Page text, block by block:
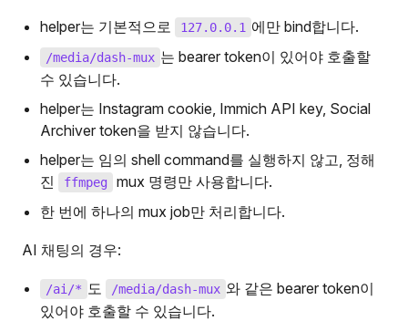
helper는 기본적으로 127.0.0.1 에만 bind합니다.
/media/dash-mux 는 bearer token이 있어야 호출할
수 있습니다.
helper는 Instagram cookie, Immich API key, Social
Archiver token을 받지 않습니다.
helper는 임의 shell command를 실행하지 않고, 정해
진
ffmpeg
mux 명령만 사용합니다.
한 번에 하나의 mux job만 처리합니다.
AI 채팅의 경우:
/ai/* 도 /media/dash-mux 와 같은 bearer token이
있어야 호출할 수 있습니다.